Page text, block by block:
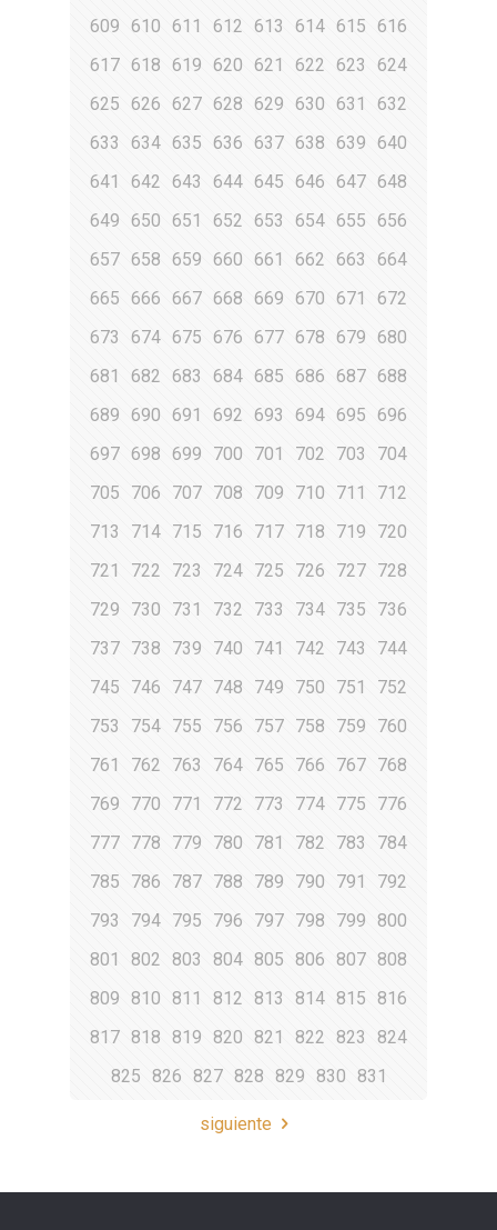
609
610 611 612 613 614 615
616
617 618 619 620 621 622 623
624
625
626 627 628 629 630 631
632
633
634 635 636 637 638 639 640
641
642 643 644 645 646 647 648
649
650 651 652 653 654 655 656
657 658 659 660 661 662 663
664
665
666 667 668 669 670 671
672
673
674 675 676 677 678 679
680
681
682 683 684 685 686 687 688
689
690 691 692 693 694 695
696
697 698 699 700 701 702 703
704
705
706 707 708 709 710 711
712
713
714 715 716 717 718 719
720
721
722 723 724 725 726 727 728
729
730 731 732 733 734 735
736
737 738 739 740 741 742 743
744
745
746 747 748 749 750 751
752
753
754 755 756 757 758 759
760
761
762 763 764 765 766 767 768
769
770 771 772 773 774 775
776
777 778 779 780 781 782 783
784
785
786 787 788 789 790 791
792
793
794 795 796 797 798 799
800
801
802 803 804 805 806 807 808
809
810 811 812 813 814 815
816
817 818 819 820 821 822 823
824
825
826 827 828 829 830 831
siguiente